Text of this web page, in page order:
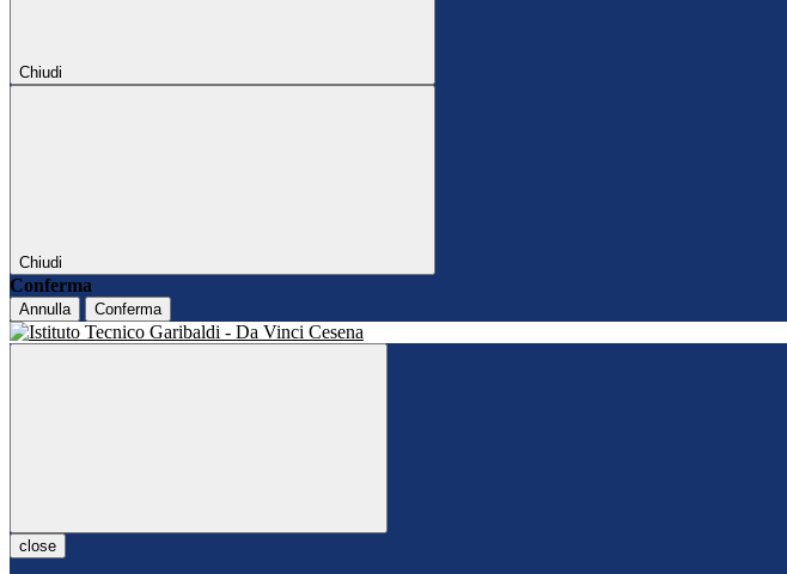
Chiudi
Chiudi
Conferma
Annulla Conferma
close